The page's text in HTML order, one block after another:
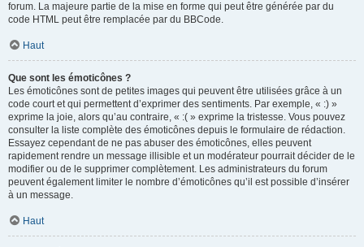
forum. La majeure partie de la mise en forme qui peut être générée par du
code HTML peut être remplacée par du BBCode.
Haut
Que sont les émoticônes ?
Les émoticônes sont de petites images qui peuvent être utilisées grâce à un
code court et qui permettent d’exprimer des sentiments. Par exemple, « :) »
exprime la joie, alors qu’au contraire, « :( » exprime la tristesse. Vous pouvez
consulter la liste complète des émoticônes depuis le formulaire de rédaction.
Essayez cependant de ne pas abuser des émoticônes, elles peuvent
rapidement rendre un message illisible et un modérateur pourrait décider de le
modifier ou de le supprimer complètement. Les administrateurs du forum
peuvent également limiter le nombre d’émoticônes qu’il est possible d’insérer
à un message.
Haut